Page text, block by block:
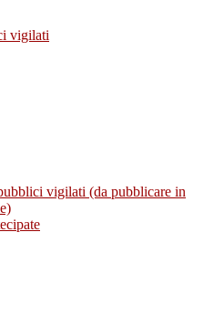
vigilati
vigilati (da pubblicare in